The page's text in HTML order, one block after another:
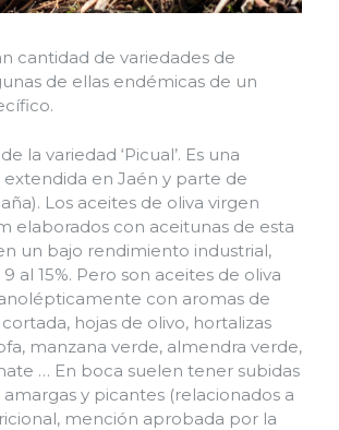
cantidad de variedades de
de ellas endémicas de un
la variedad ‘Picual’. Es una
en Jaén y parte de
Los aceites de oliva virgen
elaborados con aceitunas de esta
un bajo rendimiento industrial,
al 15%. Pero son aceites de oliva
con aromas de
hojas de olivo, hortalizas
manzana verde, almendra verde,
… En boca suelen tener subidas
amargas y picantes (relacionados a
mención aprobada por la